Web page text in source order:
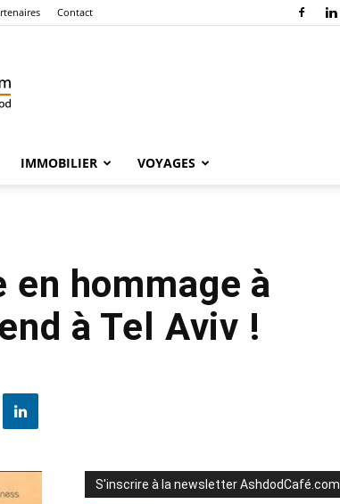
Contact
IMMOBILIER VOYAGES
en hommage à
à Tel Aviv !
S'inscrire à la newsletter AshdodCafé.com